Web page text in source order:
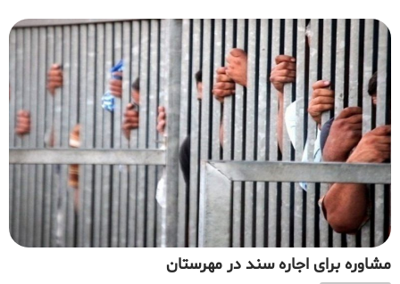
مشاوره برای اجاره سند در مهرستان